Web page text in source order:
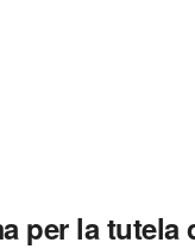
per la tutela